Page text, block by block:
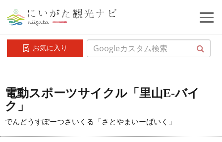
お気に入り
電動スポーツサイクル「里山E-バイ
ク」
でんどうすぽーつさいくる「さとやまいーばいく」